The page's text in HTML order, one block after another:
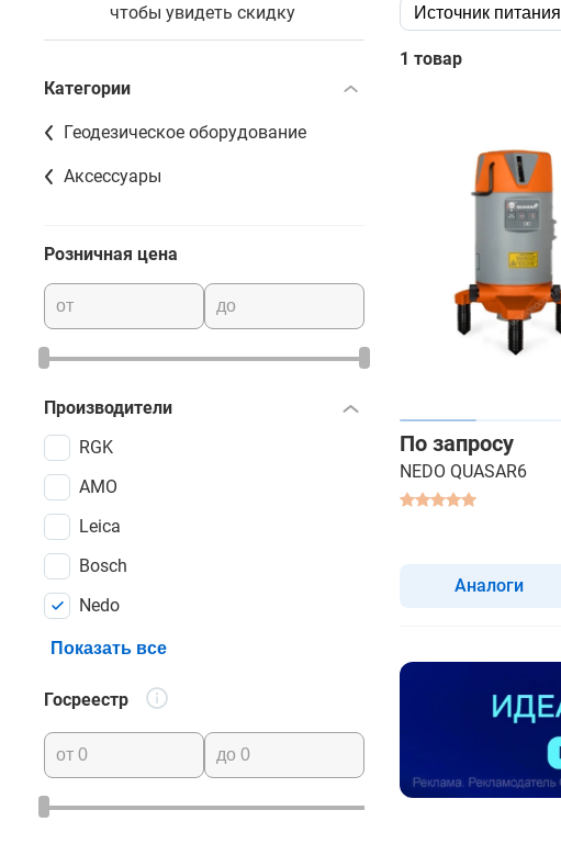
чтобы увидеть скидку
Категории
Геодезическое оборудование
Аксессуары
Розничная цена
Производители
RGK
AMO
Leica
Bosch
Nedo
Показать все
Госреестр
Источник питания
1 товар
По запросу
NEDO QUASAR6
Аналоги